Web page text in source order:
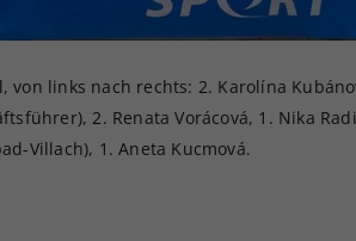
links nach rechts: 2. Karolína
2. Renata Vorácová, 1. Nika
Villach), 1. Aneta Kucmová.